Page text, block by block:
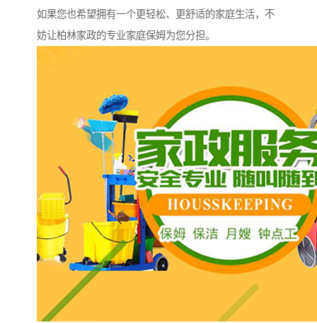
如果您也希望拥有一个更轻松、更舒适的家庭生活，不
妨让柏林家政的专业家庭保姆为您分担。